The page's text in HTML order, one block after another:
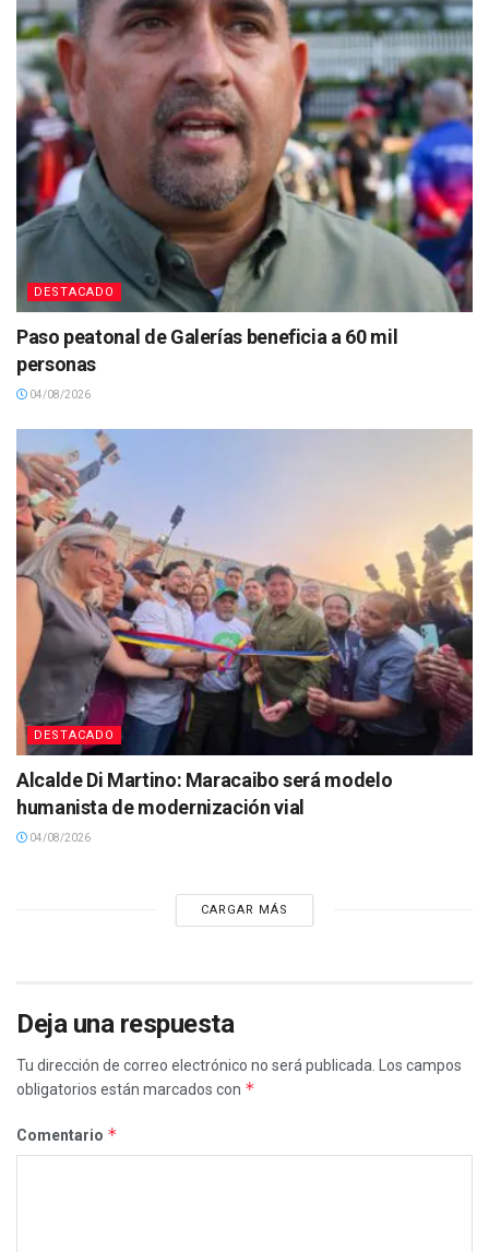
DESTACADO
Paso peatonal de Galerías beneficia a 60 mil
personas
04/08/2026
DESTACADO
Alcalde Di Martino: Maracaibo será modelo
humanista de modernización vial
04/08/2026
CARGAR MÁS
Deja una respuesta
Tu dirección de correo electrónico no será publicada.
Los campos
obligatorios están marcados con *
Comentario *